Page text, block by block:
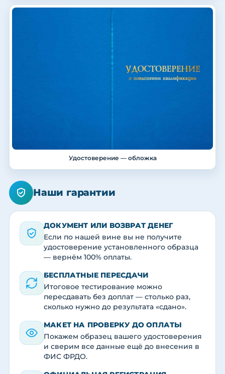
Удостоверение — обложка
Наши гарантии
ДОКУМЕНТ ИЛИ ВОЗВРАТ ДЕНЕГ
Если по нашей вине вы не получите
удостоверение установленного образца
— вернём 100% оплаты.
БЕСПЛАТНЫЕ ПЕРЕСДАЧИ
Итоговое тестирование можно
пересдавать без доплат — столько раз,
сколько нужно до результата «сдано».
МАКЕТ НА ПРОВЕРКУ ДО ОПЛАТЫ
Покажем образец вашего удостоверения
и сверим все данные ещё до внесения в
ФИС ФРДО.